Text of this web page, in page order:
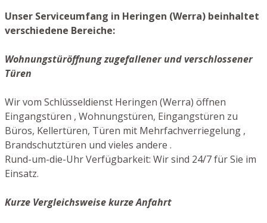
Unser Serviceumfang in Heringen (Werra) beinhaltet
verschiedene Bereiche:
Wohnungstüröffnung zugefallener und verschlossener
Türen
Wir vom Schlüsseldienst Heringen (Werra) öffnen
Eingangstüren , Wohnungstüren, Eingangstüren zu
Büros, Kellertüren, Türen mit Mehrfachverriegelung ,
Brandschutztüren und vieles andere .
Rund-um-die-Uhr Verfügbarkeit: Wir sind 24/7 für Sie im
Einsatz.
Kurze Vergleichsweise kurze Anfahrt